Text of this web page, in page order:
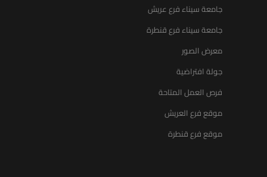
جامعة سيناء فرع عريش
جامعة سيناء فرع قنطرة
معرض الصور
جولة افتراضية
فرص العمل المتاحة
موقع فرع العريش
موقع فرع قنطرة